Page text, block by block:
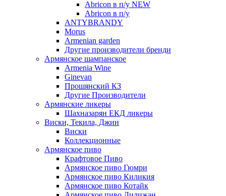
Abricon в п/у NEW
Abricon в п/у
ANTYBRANDY
Morus
Armenian garden
Другие производители бренди
Армянское шампанское
Armenia Wine
Ginevan
Прошянский КЗ
Другие Производители
Армянские ликеры
Шахназарян ЕКД ликеры
Виски, Текила, Джин
Виски
Коллекционные
Армянское пиво
Крафтовое Пиво
Армянское пиво Гюмри
Армянское пиво Киликия
Армянское пиво Котайк